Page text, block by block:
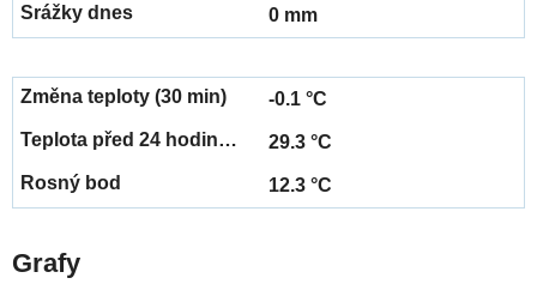
0 mm
-0.1 °C
29.3 °C
12.3 °C
Grafy